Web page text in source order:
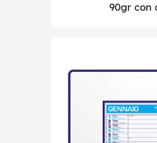
90gr con